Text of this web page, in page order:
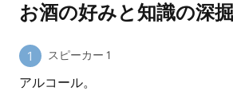
お酒の好みと知識の深
スピーカー 1
アルコール。